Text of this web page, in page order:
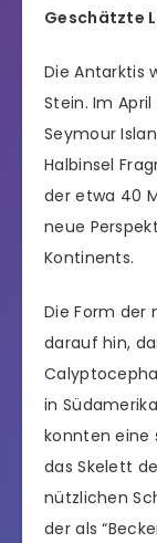
Geschätzte
Die Antarktis
Stein. Im
Seymour
Halbinsel
der etwa 40
neue
Kontinents.
Die Form der
darauf hin,
in
konnten eine
das Skelett
nützlichen
der als